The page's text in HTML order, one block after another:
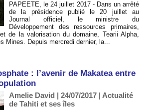
PAPEETE, le 24 juillet 2017 - Dans un arrêté
de la présidence publié le 20 juillet au
Journal officiel, le ministre du
Développement des ressources primaires,
de la valorisation du domaine, Tearii Alpha,
Mines. Depuis mercredi dernier, la...
: l’avenir de Makatea entre
Amelie David | 24/07/2017 | Actualité
de Tahiti et ses îles